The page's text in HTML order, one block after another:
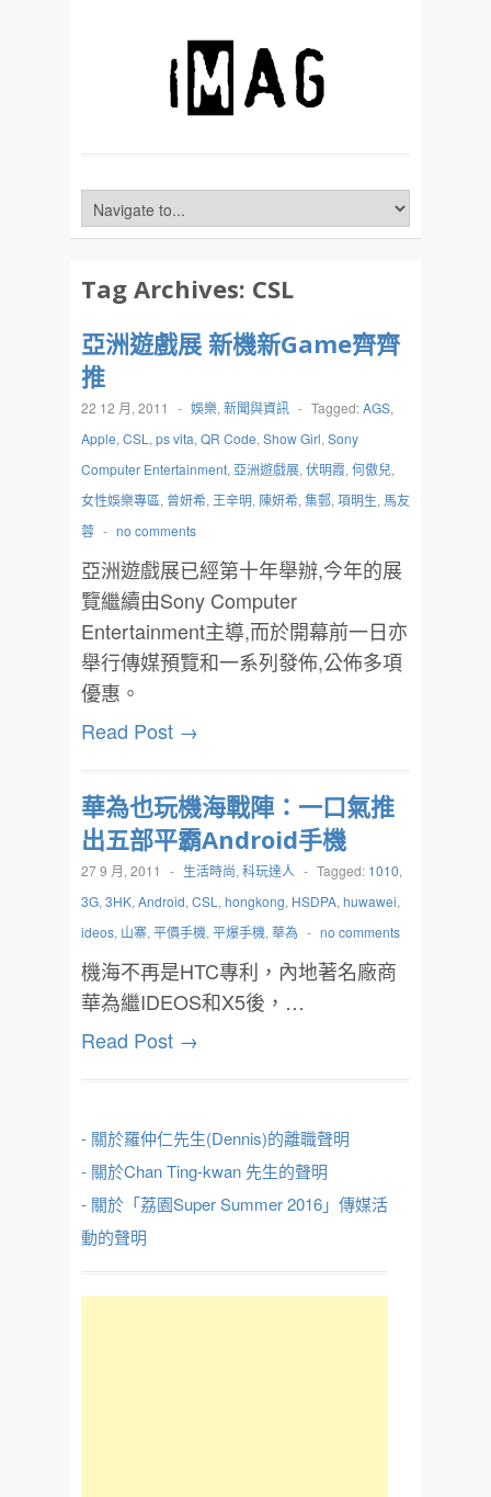
Tag Archives: CSL
亞洲遊戲展 新機新Game齊齊
推
22 12 月, 2011 - 娛樂, 新聞與資訊 - Tagged:AGS,
Apple, CSL , ps vita, QR Code, Show Girl, Sony
Computer Entertainment, 亞洲遊戲展, 伏明霞, 何傲兒,
女性娛樂專區, 曾妍希, 王辛明, 陳妍希, 集郵, 項明生, 馬友
蓉 - no comments
亞洲遊戲展已經第十年舉辦,今年的展
覽繼續由Sony Computer
Entertainment主導,而於開幕前一日亦
舉行傳媒預覽和一系列發佈,公佈多項
優惠。
Read Post →
華為也玩機海戰陣：一口氣推
出五部平霸Android手機
27 9 月, 2011 - 生活時尚, 科玩達人 - Tagged: 1010,
3G, 3HK, Android, CSL , hongkong, HSDPA, huwawei,
ideos, 山寨, 平價手機, 平爆手機, 華為 - no comments
機海不再是HTC專利，內地著名廠商
華為繼IDEOS和X5後，…
Read Post →
- 關於羅仲仁先生(Dennis)的離職聲明
- 關於Chan Ting-kwan 先生的聲明
- 關於「荔園Super Summer 2016」傳媒活
動的聲明